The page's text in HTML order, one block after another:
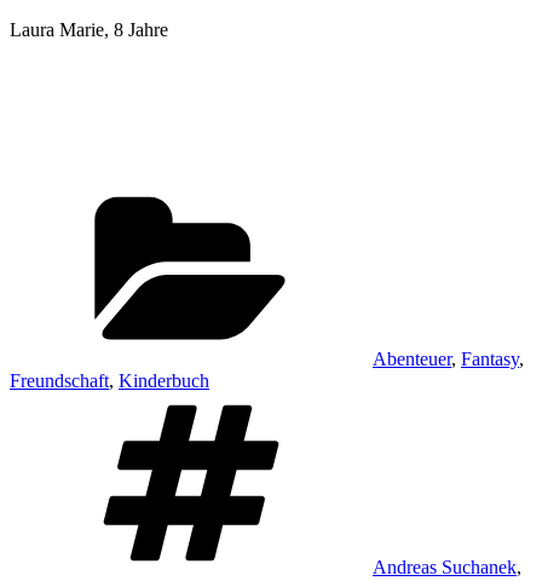
Laura Marie, 8 Jahre
Abenteuer, Fantasy,
Freundschaft, Kinderbuch
Andreas Suchanek,